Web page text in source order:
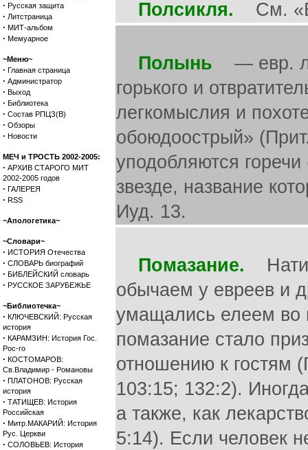
· Русская защита
· Литстраница
· МИТ-альбом
· Мемуарное
~Меню~
· Главная страница
· Администратор
· Выход
· Библиотека
· Состав РПЦЗ(В)
· Обзоры
· Новости
МЕЧ и ТРОСТЬ 2002-2005:
· АРХИВ СТАРОГО МИТ
2002-2005 годов
· ГАЛЕРЕЯ
· RSS
~Апологетика~
~Словари~
· ИСТОРИЯ Отечества
· СЛОВАРЬ биографий
· БИБЛЕЙСКИЙ словарь
· РУССКОЕ ЗАРУБЕЖЬЕ
~Библиотечка~
· КЛЮЧЕВСКИЙ: Русская
история
· КАРАМЗИН: История Гос.
Рос-го
· КОСТОМАРОВ:
Св.Владимир - Романовы
· ПЛАТОНОВ: Русская
история
· ТАТИЩЕВ: История
Российская
· Митр.МАКАРИЙ: История
Рус. Церкви
· СОЛОВЬЕВ: История
Полсикля. См.
Полынь — евр.
горького и
легкомыслия и
обоюдоострый»
уподобляются
звезде, название
Иуд. 13.
Помазание.
обычаем у евреев и
умащались елеем во
помазание стало
отношению к гостям
103:15; 132:2).
а также, как
5:14). Если человек